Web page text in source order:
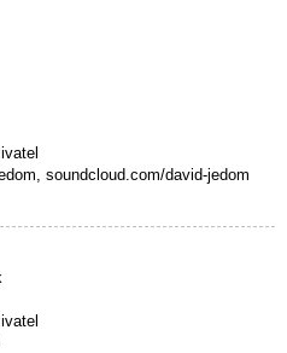
soundcloud.com/david-jedom